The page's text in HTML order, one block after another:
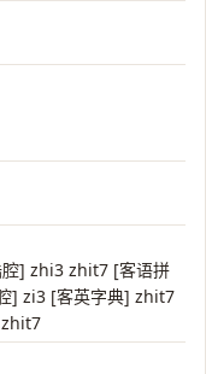
] zhi3 zhit7 [客语拼
] zi3 [客英字典] zhit7